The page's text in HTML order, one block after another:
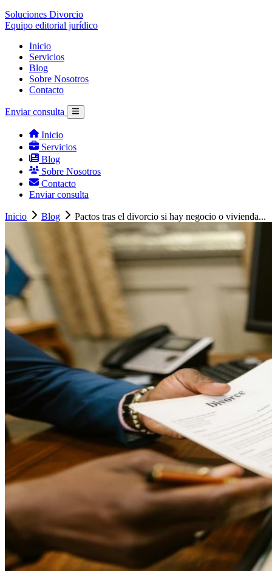
Soluciones Divorcio
Equipo editorial jurídico
Inicio
Servicios
Blog
Sobre Nosotros
Contacto
Enviar consulta
Inicio
Servicios
Blog
Sobre Nosotros
Contacto
Enviar consulta
Inicio Blog Pactos tras el divorcio si hay negocio o vivienda...